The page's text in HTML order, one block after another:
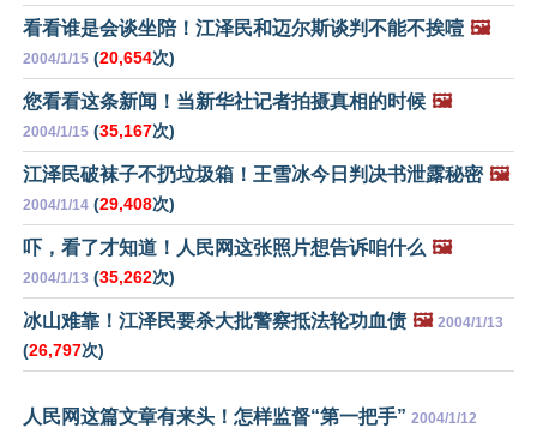
看看谁是会谈坐陪！江泽民和迈尔斯谈判不能不挨噎 🖼️
2004/1/15 (20,654次)
您看看这条新闻！当新华社记者拍摄真相的时候 🖼️
2004/1/15 (35,167次)
江泽民破袜子不扔垃圾箱！王雪冰今日判决书泄露秘密 🖼️
2004/1/14 (29,408次)
吓，看了才知道！人民网这张照片想告诉咱什么 🖼️
2004/1/13 (35,262次)
冰山难靠！江泽民要杀大批警察抵法轮功血债 🖼️ 2004/1/13
(26,797次)
人民网这篇文章有来头！怎样监督“第一把手” 2004/1/12